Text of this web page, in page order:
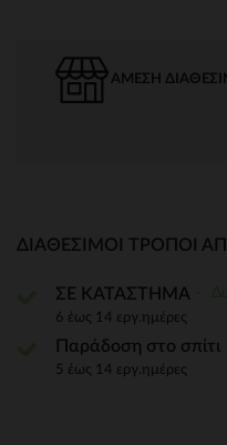
ΆΜΕΣΗ
ΔΙΑΘΈΣΙΜΟΙ ΤΡΌΠΟΙ
ΣΕ ΚΑΤΑΣΤΗΜΑ
6 έως 14 εργ.ημέρες
Παράδοση στο σπίτι
5 έως 14 εργ.ημέρες